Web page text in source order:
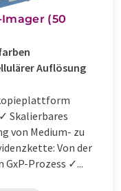
(50
Auflösung
Skalierbares
von Medium- zu
Von der
Prozess ✓...